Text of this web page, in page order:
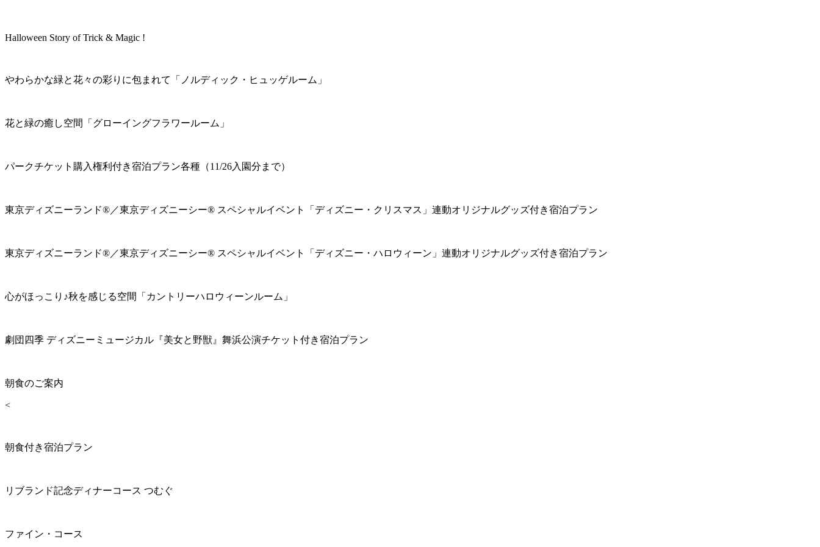
Halloween Story of Trick & Magic !
やわらかな緑と花々の彩りに包まれて「ノルディック・ヒュッゲルーム」
花と緑の癒し空間「グローイングフラワールーム」
パークチケット購入権利付き宿泊プラン各種（11/26入園分まで）
東京ディズニーランド®／東京ディズニーシー® スペシャルイベント「ディズニー・クリスマス」連動オリジナルグッズ付き宿泊プラン
東京ディズニーランド®／東京ディズニーシー® スペシャルイベント「ディズニー・ハロウィーン」連動オリジナルグッズ付き宿泊プラン
心がほっこり♪秋を感じる空間「カントリーハロウィーンルーム」
劇団四季 ディズニーミュージカル『美女と野獣』舞浜公演チケット付き宿泊プラン
朝食のご案内
<
朝食付き宿泊プラン
リブランド記念ディナーコース つむぐ
ファイン・コース